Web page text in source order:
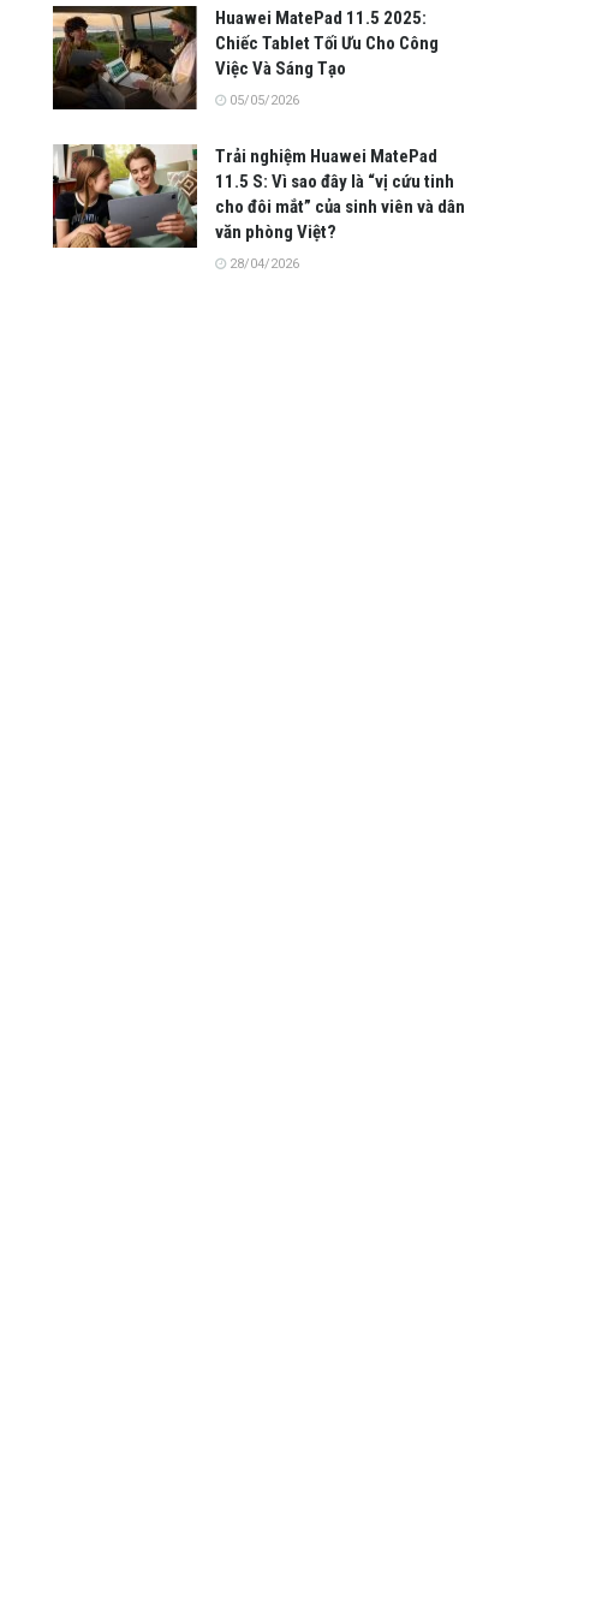
Huawei MatePad 11.5 2025:
Chiếc Tablet Tối Ưu Cho Công
Việc Và Sáng Tạo
05/05/2026
Trải nghiệm Huawei MatePad
11.5 S: Vì sao đây là “vị cứu tinh
cho đôi mắt” của sinh viên và dân
văn phòng Việt?
28/04/2026